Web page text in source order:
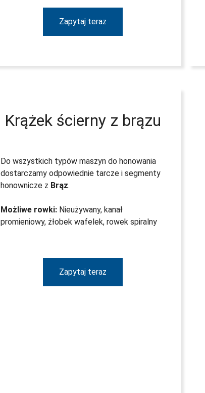
Zapytaj teraz
Krążek ścierny z brązu
Do wszystkich typów maszyn do honowania
dostarczamy odpowiednie tarcze i segmenty
honownicze z Brąz.
Możliwe rowki: Nieużywany, kanał
promieniowy, żłobek wafelek, rowek spiralny
Zapytaj teraz